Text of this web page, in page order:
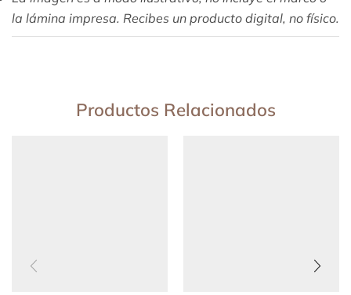
la lámina impresa. Recibes un producto digital, no físico.
Productos Relacionados